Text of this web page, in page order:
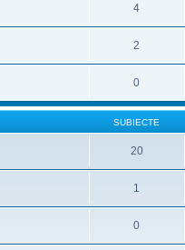
4
2
0
SUBIECTE
20
1
0